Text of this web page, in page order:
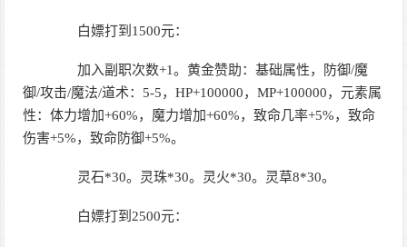
白嫖打到1500元：
加入副职次数+1。黄金赞助：基础属性，防御/魔
御/攻击/魔法/道术：5-5，HP+100000，MP+100000，元素属
性：体力增加+60%，魔力增加+60%，致命几率+5%，致命
伤害+5%，致命防御+5%。
灵石*30。灵珠*30。灵火*30。灵草8*30。
白嫖打到2500元：